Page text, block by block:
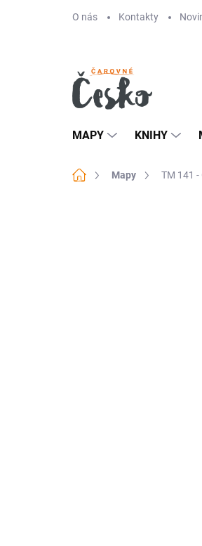
O nás Kontakty
MAPY KNIHY
Domů Mapy TM 141 -